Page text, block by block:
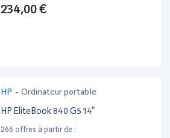
234,00 €
HP - Ordinateur portable
HP EliteBook 840 G5 14”
266 offres à partir de :